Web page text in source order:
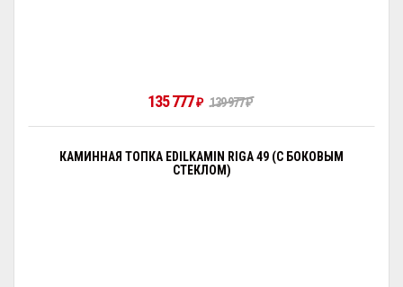
135 777₽ 139 977₽
КАМИННАЯ ТОПКА EDILKAMIN RIGA 49 (С БОКОВЫМ
СТЕКЛОМ)